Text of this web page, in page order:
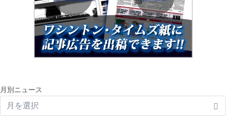
月別ニュース